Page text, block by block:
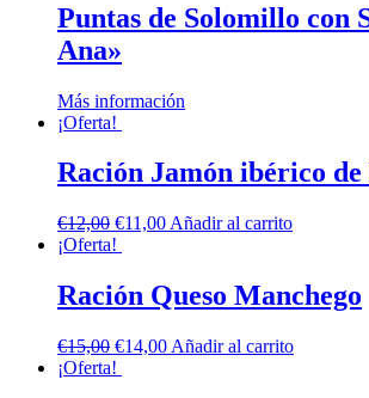
Puntas de Solomillo con
Ana»
Más información
¡Oferta!
Ración Jamón ibérico
€12,00 €11,00 Añadir al carrito
¡Oferta!
Ración Queso Manchego
€15,00 €14,00 Añadir al carrito
¡Oferta!